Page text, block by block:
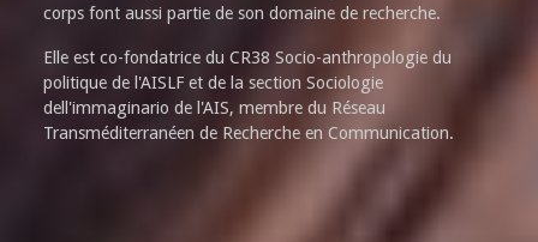
corps font aussi partie de son domaine de recherche.
Elle est co-fondatrice du CR38 Socio-anthropologie du
politique de l'AISLF et de la section Sociologie
dell'immaginario de l'AIS, membre du Réseau
Transméditerranéen de Recherche en Communication.